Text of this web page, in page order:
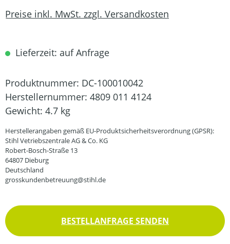
Preise inkl. MwSt. zzgl. Versandkosten
Lieferzeit: auf Anfrage
Produktnummer: DC-100010042
Herstellernummer: 4809 011 4124
Gewicht: 4.7 kg
Herstellerangaben gemäß EU-Produktsicherheitsverordnung (GPSR):
Stihl Vetriebszentrale AG & Co. KG
Robert-Bosch-Straße 13
64807 Dieburg
Deutschland
grosskundenbetreuung@stihl.de
BESTELLANFRAGE SENDEN